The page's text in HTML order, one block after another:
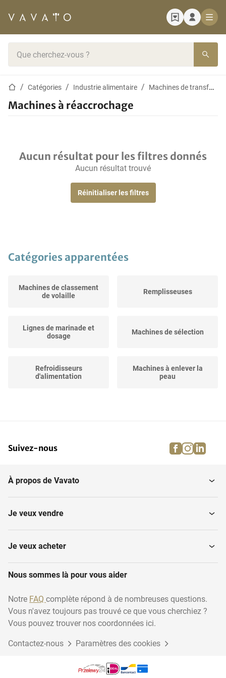
Page d'accueil
Catégories Industrie alimentaire Machines de transformation de la volaille
Machines à réaccrochage
Aucun résultat pour les filtres donnés
Aucun résultat trouvé
Réinitialiser les filtres
Catégories apparentées
Machines de classement
de volaille
Remplisseuses
Lignes de marinade et
dosage
Machines de sélection
Refroidisseurs
d'alimentation
Machines à enlever la
peau
Machines pour la
Traitement de la volaille,
autres
Suivez-nous facebook
À propos de Vavato
Je veux vendre
Je veux acheter
Nous sommes là pour vous aider
Notre FAQ complète répond à de nombreuses questions.
Vous n'avez toujours pas trouvé ce que vous cherchiez ?
Vous pouvez trouver nos coordonnées ici.
Contactez-nous Paramètres des cookies